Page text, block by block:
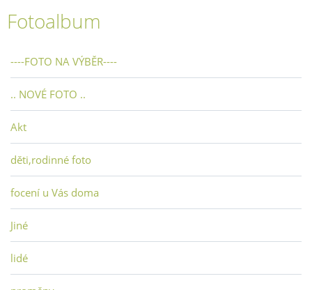
Fotoalbum
----FOTO NA VÝBĚR----
.. NOVÉ FOTO ..
Akt
děti,rodinné foto
focení u Vás doma
Jiné
lidé